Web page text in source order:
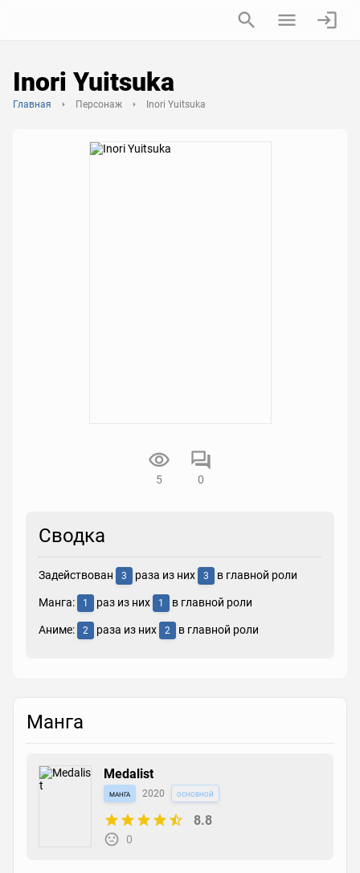
Inori Yuitsuka
Главная Персонаж Inori Yuitsuka
5 0
Сводка
Задействован 3 раза из них 3 в главной роли
Манга: 1 раз из них 1 в главной роли
Аниме: 2 раза из них 2 в главной роли
Манга
Medalist
манга 2020 основной
8.8
0